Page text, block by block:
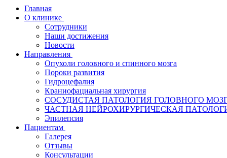
Главная
О клинике
Сотрудники
Наши достижения
Новости
Направления
Опухоли головного и спинного мозга
Пороки развития
Гидроцефалия
Краниофациальная хирургия
СОСУДИСТАЯ ПАТОЛОГИЯ ГОЛОВНОГО
ЧАСТНАЯ НЕЙРОХИРУРГИЧЕСКАЯ
Эпилепсия
Пациентам
Галерея
Отзывы
Консультации